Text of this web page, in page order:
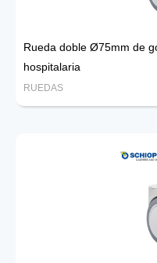
Rueda doble Ø75mm de
hospitalaria
RUEDAS